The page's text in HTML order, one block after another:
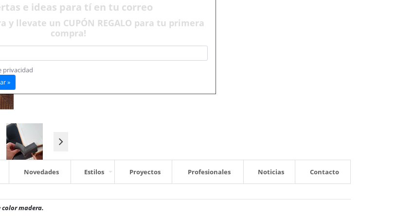
Novedades Estilos Proyectos Profesionales Noticias Contacto
color madera.
e ideas para tí en tu correo
y llevate un CUPÓN REGALO para tu primera
compra!
privacidad
»